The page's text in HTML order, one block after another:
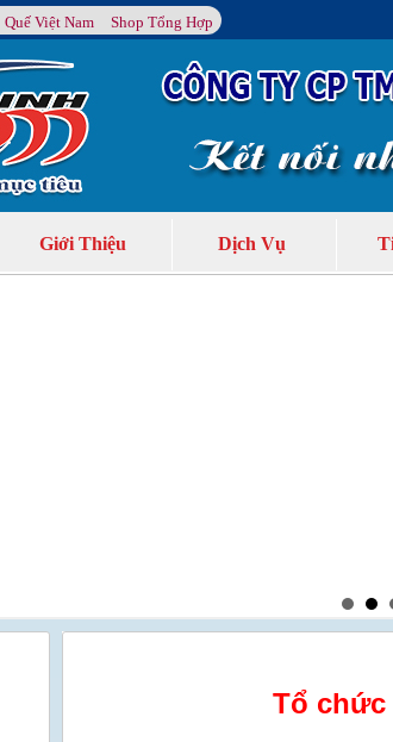
Quế Việt Nam Shop Tổng Hợp
Giới Thiệu Dịch Vụ
Tổ